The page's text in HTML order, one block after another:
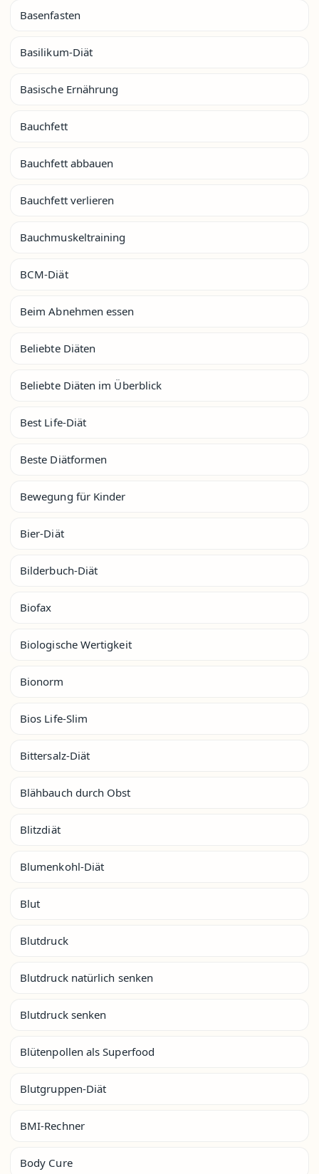
Basenfasten
Basilikum-Diät
Basische Ernährung
Bauchfett
Bauchfett abbauen
Bauchfett verlieren
Bauchmuskeltraining
BCM-Diät
Beim Abnehmen essen
Beliebte Diäten
Beliebte Diäten im Überblick
Best Life-Diät
Beste Diätformen
Bewegung für Kinder
Bier-Diät
Bilderbuch-Diät
Biofax
Biologische Wertigkeit
Bionorm
Bios Life-Slim
Bittersalz-Diät
Blähbauch durch Obst
Blitzdiät
Blumenkohl-Diät
Blut
Blutdruck
Blutdruck natürlich senken
Blutdruck senken
Blütenpollen als Superfood
Blutgruppen-Diät
BMI-Rechner
Body Cure